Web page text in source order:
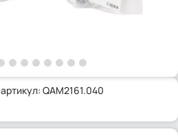
артикул: QAM2161.040